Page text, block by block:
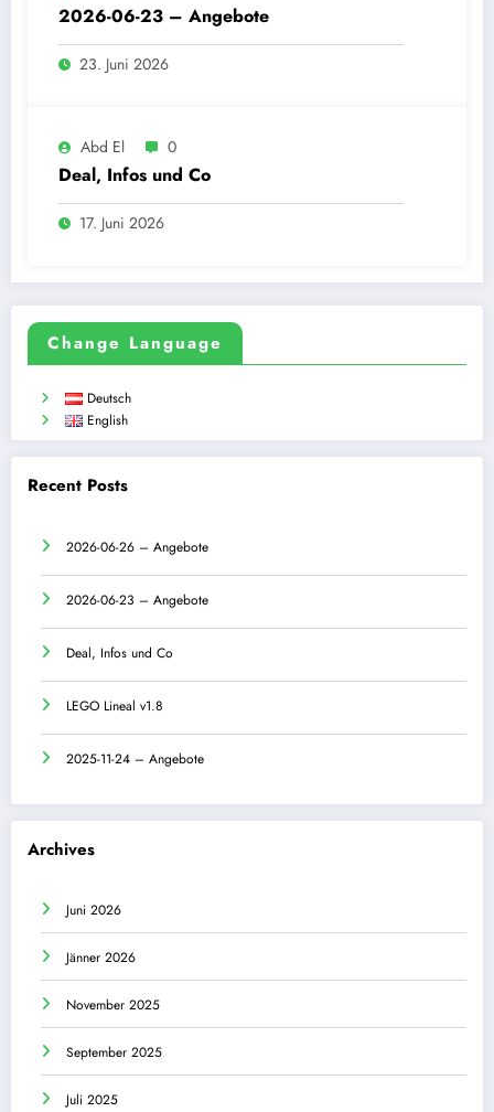
2026-06-23 – Angebote
23. Juni 2026
Abd El 0
Deal, Infos und Co
17. Juni 2026
Change Language
Deutsch
English
Recent Posts
2026-06-26 – Angebote
2026-06-23 – Angebote
Deal, Infos und Co
LEGO Lineal v1.8
2025-11-24 – Angebote
Archives
Juni 2026
Jänner 2026
November 2025
September 2025
Juli 2025